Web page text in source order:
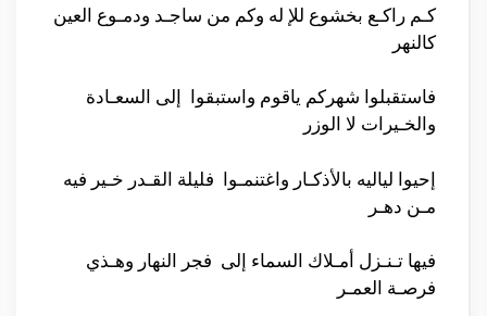
كـم راكـع بخشوع للإ له وكم من ساجـد ودمـوع العين
كالنهر
فاستقبلوا شهركم ياقوم واستبقوا إلى السعـادة
والخـيرات لا الوزر
إحيوا لياليه بالأذكـار واغتنمـوا فليلة القـدر خـير فيه
مـن دهـر
فيها تـنـزل أمـلاك السماء إلى فجر النهار وهـذي
فرصـة العمـر